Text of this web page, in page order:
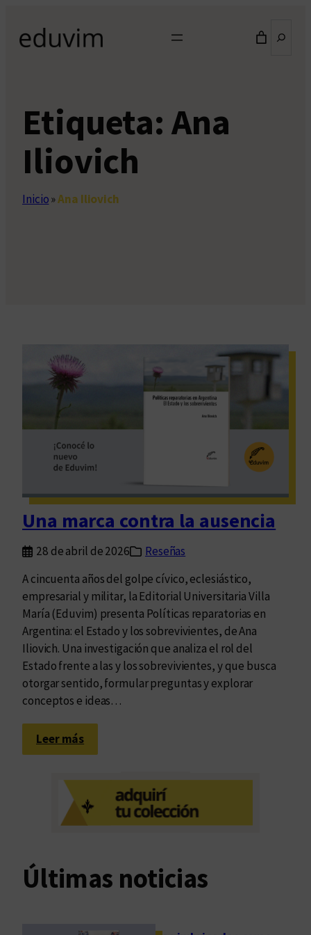
contenido
Etiqueta: Ana
Iliovich
Inicio»Ana Iliovich
Una marca contra la ausencia
28 de abril de 2026
Reseñas
A cincuenta años del golpe cívico, eclesiástico,
empresarial y militar, la Editorial Universitaria Villa
María (Eduvim) presenta Políticas reparatorias en
Argentina: el Estado y los sobrevivientes, de Ana
Iliovich. Una investigación que analiza el rol del
Estado frente a las y los sobrevivientes, y que busca
otorgar sentido, formular preguntas y explorar
conceptos e ideas…
Leer más:
U
m
a
a
n
Últimas noticias